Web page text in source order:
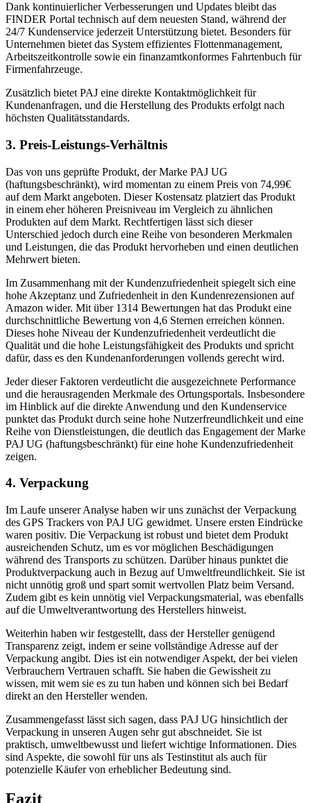
Dank kontinuierlicher Verbesserungen und Updates bleibt das
FINDER Portal technisch auf dem neuesten Stand, während der
24/7 Kundenservice jederzeit Unterstützung bietet. Besonders für
Unternehmen bietet das System effizientes Flottenmanagement,
Arbeitszeitkontrolle sowie ein finanzamtkonformes Fahrtenbuch für
Firmenfahrzeuge.
Zusätzlich bietet PAJ eine direkte Kontaktmöglichkeit für
Kundenanfragen, und die Herstellung des Produkts erfolgt nach
höchsten Qualitätsstandards.
3. Preis-Leistungs-Verhältnis
Das von uns geprüfte Produkt, der Marke PAJ UG
(haftungsbeschränkt), wird momentan zu einem Preis von 74,99€
auf dem Markt angeboten. Dieser Kostensatz platziert das Produkt
in einem eher höheren Preisniveau im Vergleich zu ähnlichen
Produkten auf dem Markt. Rechtfertigen lässt sich dieser
Unterschied jedoch durch eine Reihe von besonderen Merkmalen
und Leistungen, die das Produkt hervorheben und einen deutlichen
Mehrwert bieten.
Im Zusammenhang mit der Kundenzufriedenheit spiegelt sich eine
hohe Akzeptanz und Zufriedenheit in den Kundenrezensionen auf
Amazon wider. Mit über 1314 Bewertungen hat das Produkt eine
durchschnittliche Bewertung von 4,6 Sternen erreichen können.
Dieses hohe Niveau der Kundenzufriedenheit verdeutlicht die
Qualität und die hohe Leistungsfähigkeit des Produkts und spricht
dafür, dass es den Kundenanforderungen vollends gerecht wird.
Jeder dieser Faktoren verdeutlicht die ausgezeichnete Performance
und die herausragenden Merkmale des Ortungsportals. Insbesondere
im Hinblick auf die direkte Anwendung und den Kundenservice
punktet das Produkt durch seine hohe Nutzerfreundlichkeit und eine
Reihe von Dienstleistungen, die deutlich das Engagement der Marke
PAJ UG (haftungsbeschränkt) für eine hohe Kundenzufriedenheit
zeigen.
4. Verpackung
Im Laufe unserer Analyse haben wir uns zunächst der Verpackung
des GPS Trackers von PAJ UG gewidmet. Unsere ersten Eindrücke
waren positiv. Die Verpackung ist robust und bietet dem Produkt
ausreichenden Schutz, um es vor möglichen Beschädigungen
während des Transports zu schützen. Darüber hinaus punktet die
Produktverpackung auch in Bezug auf Umweltfreundlichkeit. Sie ist
nicht unnötig groß und spart somit wertvollen Platz beim Versand.
Zudem gibt es kein unnötig viel Verpackungsmaterial, was ebenfalls
auf die Umweltverantwortung des Herstellers hinweist.
Weiterhin haben wir festgestellt, dass der Hersteller genügend
Transparenz zeigt, indem er seine vollständige Adresse auf der
Verpackung angibt. Dies ist ein notwendiger Aspekt, der bei vielen
Verbrauchern Vertrauen schafft. Sie haben die Gewissheit zu
wissen, mit wem sie es zu tun haben und können sich bei Bedarf
direkt an den Hersteller wenden.
Zusammengefasst lässt sich sagen, dass PAJ UG hinsichtlich der
Verpackung in unseren Augen sehr gut abschneidet. Sie ist
praktisch, umweltbewusst und liefert wichtige Informationen. Dies
sind Aspekte, die sowohl für uns als Testinstitut als auch für
potenzielle Käufer von erheblicher Bedeutung sind.
Fazit